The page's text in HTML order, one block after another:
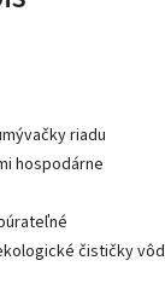
riadu
hospodárne
čističky vôd